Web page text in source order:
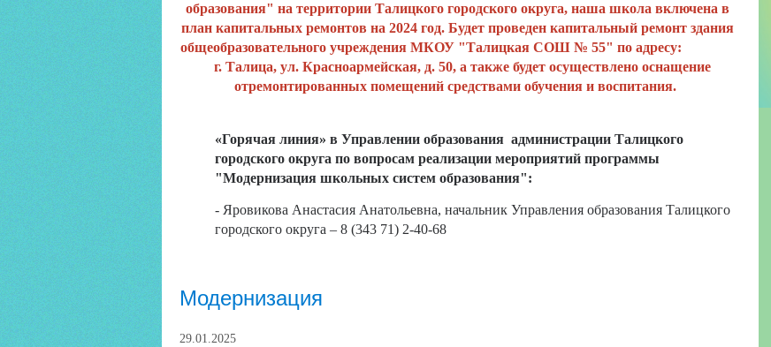
образования" на территории Талицкого городского округа, наша школа включена в
план капитальных ремонтов на 2024 год. Будет проведен капитальный ремонт здания
общеобразовательного учреждения МКОУ "Талицкая СОШ № 55" по адресу:
г. Талица, ул. Красноармейская, д. 50, а также будет осуществлено оснащение
отремонтированных помещений средствами обучения и воспитания.
«Горячая линия» в Управлении образования администрации Талицкого
городского округа по вопросам реализации мероприятий программы
"Модернизация школьных систем образования":
- Яровикова Анастасия Анатольевна, начальник Управления образования Талицкого
городского округа – 8 (343 71) 2-40-68
Модернизация
29.01.2025